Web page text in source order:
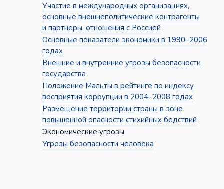
Участие в международных организациях,
основные внешнеполитические контрагенты
и партнёры, отношения с Россией
Основные показатели экономики в 1990–2006
годах
Внешние и внутренние угрозы безопасности
государства
Положение Мальты в рейтинге по индексу
восприятия коррупции в 2004–2008 годах
Размещение территории страны в зоне
повышенной опасности стихийных бедствий
Экономические угрозы
Угрозы безопасности человека